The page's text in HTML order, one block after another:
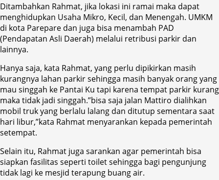
Ditambahkan Rahmat, jika lokasi ini ramai maka dapat
menghidupkan Usaha Mikro, Kecil, dan Menengah. UMKM
di kota Parepare dan juga bisa menambah PAD
(Pendapatan Asli Daerah) melalui retribusi parkir dan
lainnya.
Hanya saja, kata Rahmat, yang perlu dipikirkan masih
kurangnya lahan parkir sehingga masih banyak orang yang
mau singgah ke Pantai Ku tapi karena tempat parkir kurang
maka tidak jadi singgah.”bisa saja jalan Mattiro dialihkan
mobil truk yang berlalu lalang dan ditutup sementara saat
hari libur,”kata Rahmat menyarankan kepada pemerintah
setempat.
Selain itu, Rahmat juga sarankan agar pemerintah bisa
siapkan fasilitas seperti toilet sehingga bagi pengunjung
tidak lagi ke mesjid terapung buang air.